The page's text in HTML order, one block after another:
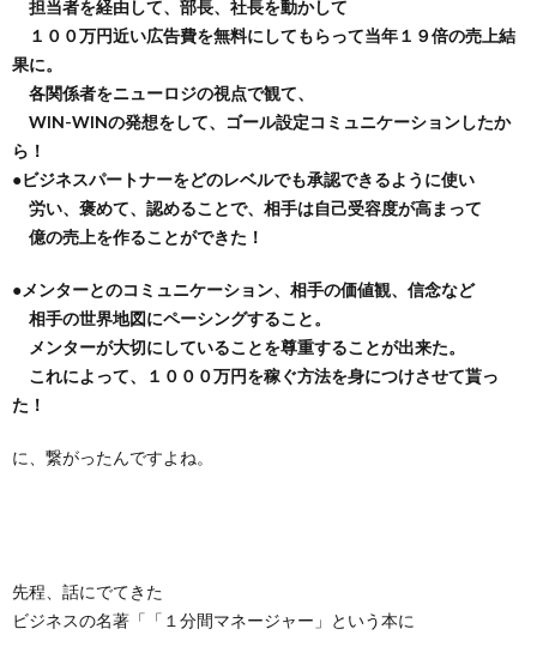
担当者を経由して、部長、社長を動かして
１００万円近い広告費を無料にしてもらって当年１９倍の売上結
果に。
各関係者をニューロジの視点で観て、
WIN-WINの発想をして、ゴール設定コミュニケーションしたか
ら！
●ビジネスパートナーをどのレベルでも承認できるように使い
労い、褒めて、認めることで、相手は自己受容度が高まって
億の売上を作ることができた！
●メンターとのコミュニケーション、相手の価値観、信念など
相手の世界地図にペーシングすること。
メンターが大切にしていることを尊重することが出来た。
これによって、１０００万円を稼ぐ方法を身につけさせて貰っ
た！
に、繋がったんですよね。
先程、話にでてきた
ビジネスの名著「「１分間マネージャー」という本に